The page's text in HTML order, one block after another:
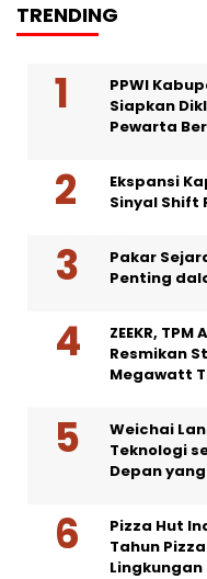
TRENDING
PPWI
Siapkan
Pewarta
Ekspansi
Sinyal Shift
Pakar
Penting
ZEEKR,
Resmikan
Megawatt
Weichai
Teknologi
Depan
Pizza Hut
Tahun
Lingkungan